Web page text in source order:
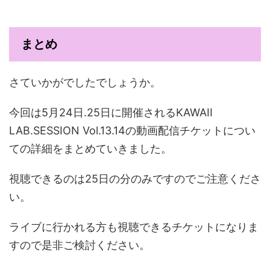
まとめ
さていかがでしたでしょうか。
今回は5月24日.25日に開催されるKAWAII
LAB.SESSION Vol.13.14の動画配信チケットについ
ての詳細をまとめていきました。
視聴できるのは25日の分のみですのでご注意くださ
い。
ライブに行かれる方も視聴できるチケットになりま
すので是非ご検討ください。